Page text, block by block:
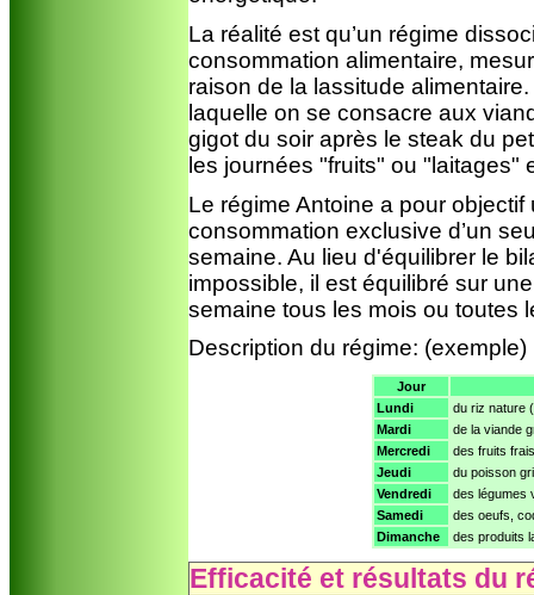
La réalité est qu’un régime
consommation alimentaire,
raison de la lassitude
laquelle on se consacre aux
gigot du soir après le steak du
les journées "fruits" ou
Le régime Antoine a pour
consommation exclusive d’un
semaine. Au lieu d'équilibrer le
impossible, il est équilibré sur
semaine tous les mois ou toutes
Description du régime: (exemple)
Jour
Lundi
du riz nature
Mardi
de la viande
Mercredi
des fruits
Jeudi
du poisson
Vendredi
des légumes
Samedi
des oeufs,
Dimanche
des produits
Efficacité et résultats du